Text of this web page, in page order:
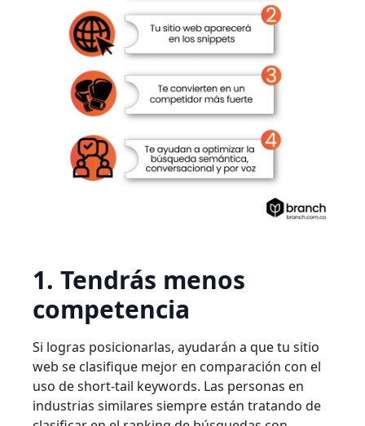
1. Tendrás menos
competencia
Si logras posicionarlas, ayudarán a que tu sitio
web se clasifique mejor en comparación con el
uso de short-tail keywords. Las personas en
industrias similares siempre están tratando de